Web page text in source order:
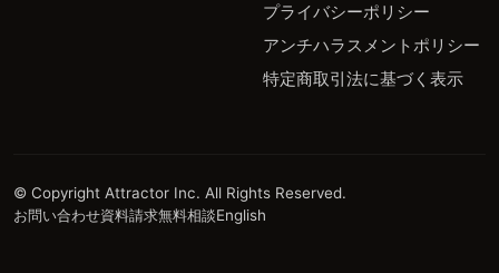
プライバシーポリシー
アンチハラスメントポリシー
特定商取引法に基づく表示
© Copyright Attractor Inc. All Rights Reserved.
お問い合わせ資料請求無料相談English